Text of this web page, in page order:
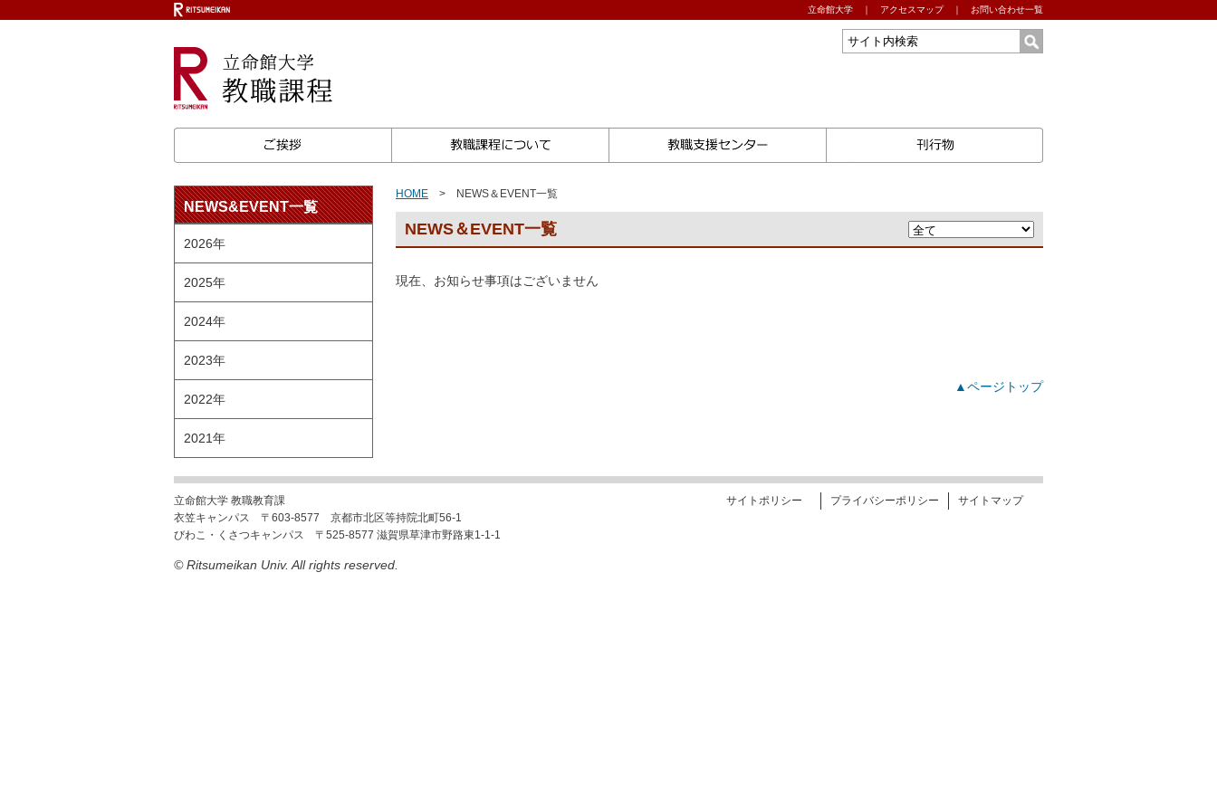
立命館大学 ｜ アクセスマップ｜ お問い合わせ一覧
教職課程について 教職支援センター
HOME > NEWS＆EVENT一覧
NEWS＆EVENT一覧
現在、お知らせ事項はございません
▲ページトップ
NEWS&EVENT一覧
2026年
2025年
2024年
2023年
2022年
2021年
立命館大学 教職教育課
衣笠キャンパス 〒603-8577 京都市北区等持院北町56-1
びわこ・くさつキャンパス 〒525-8577 滋賀県草津市野路東1-1-1
サイトポリシー プライバシーポリシー サイトマップ
© Ritsumeikan Univ. All rights reserved.